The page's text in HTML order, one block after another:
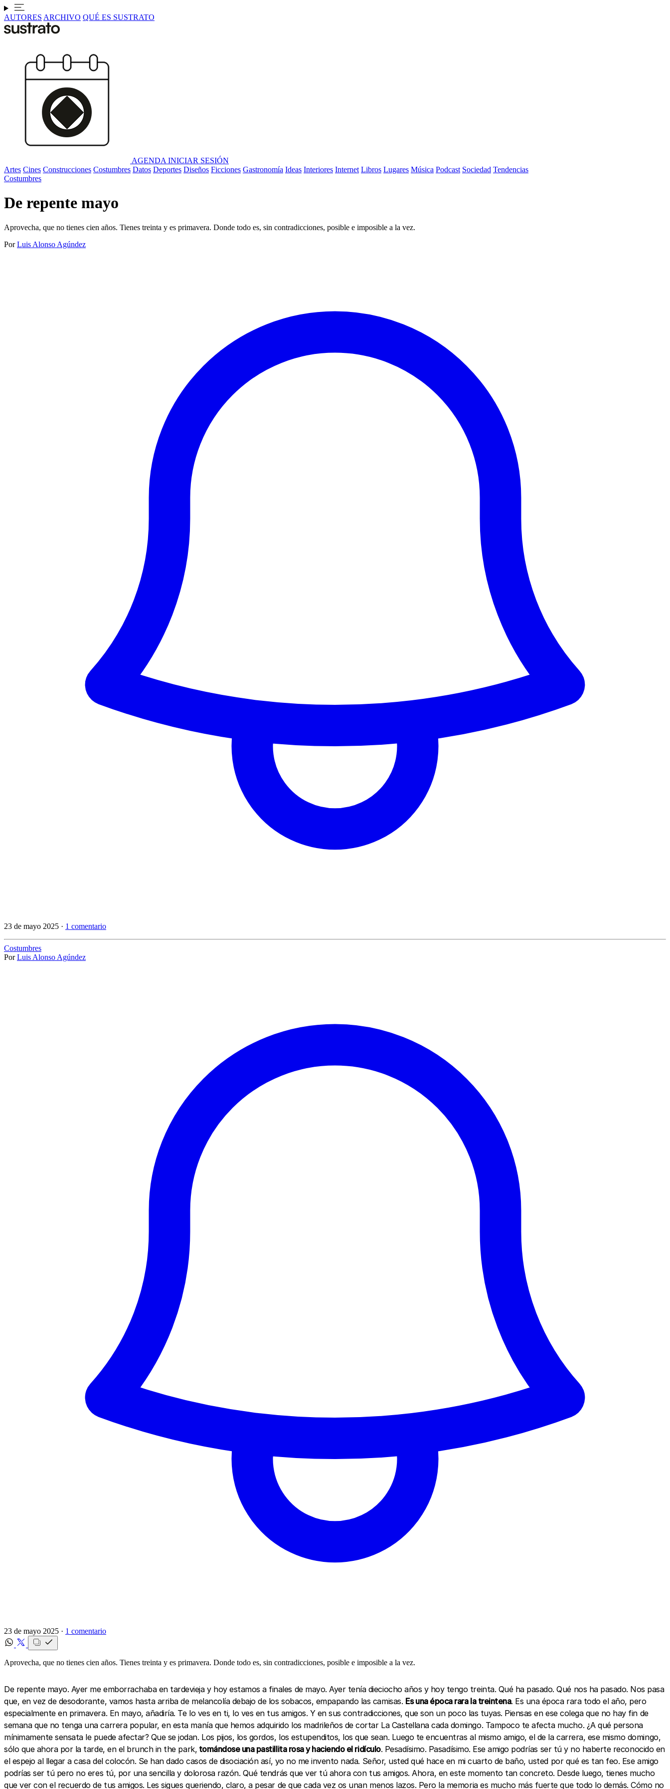
AUTORES ARCHIVO QUÉ ES SUSTRATO
AGENDA INICIAR SESIÓN
Artes Cines Construcciones Costumbres Datos Deportes Diseños Ficciones Gastronomía Ideas Interiores Internet Libros Lugares Música Podcast Sociedad Tendencias
Costumbres
De repente mayo
Aprovecha, que no tienes cien años. Tienes treinta y es primavera. Donde todo es, sin contradicciones, posible e imposible a la vez.
Por Luis Alonso Agúndez
23 de mayo 2025 · 1 comentario
Costumbres
Por Luis Alonso Agúndez
23 de mayo 2025 · 1 comentario
Aprovecha, que no tienes cien años. Tienes treinta y es primavera. Donde todo es, sin contradicciones, posible e imposible a la vez.
De repente mayo. Ayer me emborrachaba en tardevieja y hoy estamos a finales de mayo. Ayer tenía dieciocho años y hoy tengo treinta. Qué ha pasado. Qué nos ha pasado. Nos pasa
que, en vez de desodorante, vamos hasta arriba de melancolía debajo de los sobacos, empapando las camisas. Es una época rara la treintena. Es una época rara todo el año, pero
especialmente en primavera. En mayo, añadiría. Te lo ves en ti, lo ves en tus amigos. Y en sus contradicciones, que son un poco las tuyas. Piensas en ese colega que no hay fin de
semana que no tenga una carrera popular, en esta manía que hemos adquirido los madrileños de cortar La Castellana cada domingo. Tampoco te afecta mucho. ¿A qué persona
mínimamente sensata le puede afectar? Que se jodan. Los pijos, los gordos, los estupenditos, los que sean. Luego te encuentras al mismo amigo, el de la carrera, ese mismo domingo,
sólo que ahora por la tarde, en el brunch in the park, tomándose una pastillita rosa y haciendo el ridículo. Pesadísimo. Pasadísimo. Ese amigo podrías ser tú y no haberte reconocido en
el espejo al llegar a casa del colocón. Se han dado casos de disociación así, yo no me invento nada. Señor, usted qué hace en mi cuarto de baño, usted por qué es tan feo. Ese amigo
podrías ser tú pero no eres tú, por una sencilla y dolorosa razón. Qué tendrás que ver tú ahora con tus amigos. Ahora, en este momento tan concreto. Desde luego, tienes mucho
que ver con el recuerdo de tus amigos. Les sigues queriendo, claro, a pesar de que cada vez os unan menos lazos. Pero la memoria es mucho más fuerte que todo lo demás. Cómo no